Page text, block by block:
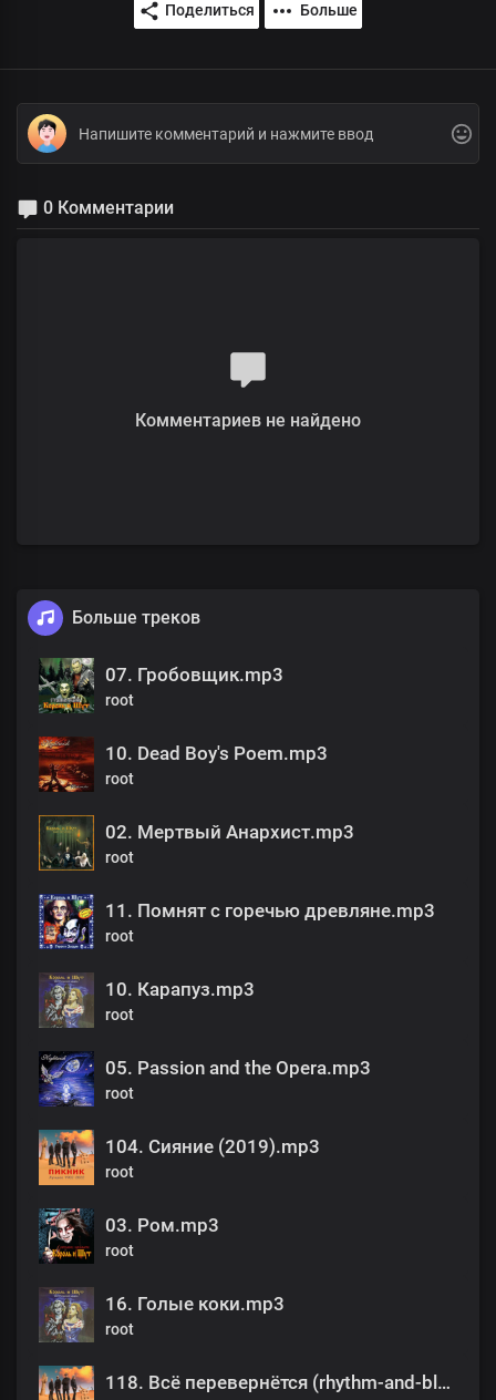
Поделиться Больше
0 Комментарии
Комментариев не найдено
Больше треков
07. Гробовщик.mp3
root
10. Dead Boy's Poem.mp3
root
02. Мертвый Анархист.mp3
root
11. Помнят с горечью древляне.mp3
root
10. Карапуз.mp3
root
05. Passion and the Opera.mp3
root
104. Сияние (2019).mp3
root
03. Ром.mp3
root
16. Голые коки.mp3
root
118. Всё перевернётся (rhythm-and-blues version) (2022).mp3